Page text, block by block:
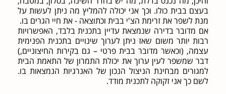
בעצם בבית כולו. וכך אני יכולה להמליץ מה ניתן לעשות על
מנת לשפר את זרימת הצ'י בבית וכתוצאה - את חיי הגרים בו.
אם מדובר בדירה שנמצאת עדיין בתכנית בלבד, האפשרויות
רבות יותר משום שאז ניתן לערוך שינויים בתכנית הפנימית
עצמה, (וכאשר מדובר בבית פרטי – גם בקירות החיצוניים,)
דבר שמשפר לעין ערוך את יכולת התמרון של התאמת הבית
למגורים מבחינת הניצול הנכון של האנרגיות הנמצאות בו.
לשם כך אני זקוקה לתכנית מודד.